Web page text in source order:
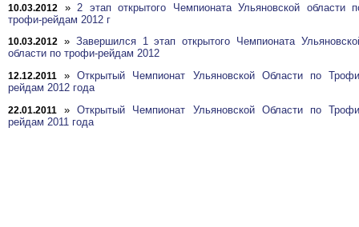
10.03.2012 » 2 этап открытого Чемпионата Ульяновской области
трофи-рейдам 2012 г
10.03.2012 » Завершился 1 этап открытого Чемпионата
области по трофи-рейдам 2012
12.12.2011 »Открытый Чемпионат Ульяновской Области по
рейдам 2012 года
22.01.2011 »Открытый Чемпионат Ульяновской Области по
рейдам 2011 года